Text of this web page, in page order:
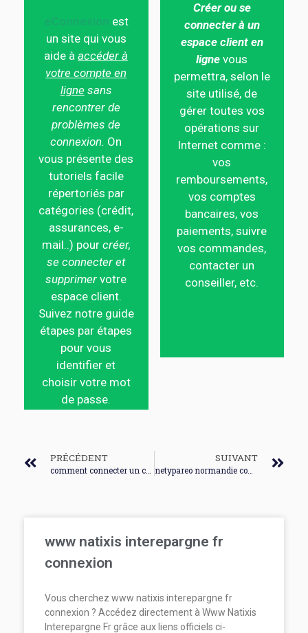
est
un site qui vous
aide àaccéder à
votre compte en
ligne sans
rencontrer de
problèmes de
connexion. On
vous présente des
tutoriels facile
répertoriés par
catégories (crédit,
assurances, e-
mail..) pour créer,
se connecter et
supprimer votre
espace client.
Suivez notre guide
étapes par étapes
pour vous
identifier et
choisir votre mot
de passe.
Créer ou se
connecter à un
espace client en
ligne vous
permettra, selon le
site utilisé, de
gérer toutes vos
opérations sur
Internet comme :
vos
remboursements,
vos comptes
bancaires, vos
paiements, suivre
vos commandes,
contacter un
conseiller, etc.
PRÉCÉDENT SUIVANT
netypareo normandie connexion
www natixis interepargne fr
connexion
Vous cherchez www natixis interepargne fr
connexion ? Accédez directement à Www Natixis
Interepargne Fr grâce aux liens officiels ci-